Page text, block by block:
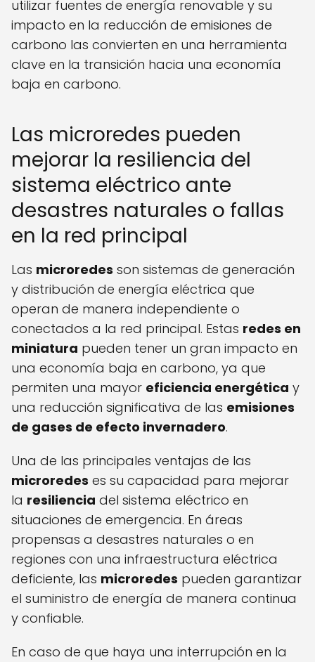
utilizar fuentes de energía renovable y su
impacto en la reducción de emisiones de
carbono las convierten en una herramienta
clave en la transición hacia una economía
baja en carbono.
Las microredes pueden
mejorar la resiliencia del
sistema eléctrico ante
desastres naturales o fallas
en la red principal
Las microredes son sistemas de generación
y distribución de energía eléctrica que
operan de manera independiente o
conectados a la red principal. Estas redes en
miniatura pueden tener un gran impacto en
una economía baja en carbono, ya que
permiten una mayor eficiencia energética y
una reducción significativa de las emisiones
de gases de efecto invernadero.
Una de las principales ventajas de las
microredes es su capacidad para mejorar
la resiliencia del sistema eléctrico en
situaciones de emergencia. En áreas
propensas a desastres naturales o en
regiones con una infraestructura eléctrica
deficiente, las microredes pueden garantizar
el suministro de energía de manera continua
y confiable.
En caso de que haya una interrupción en la